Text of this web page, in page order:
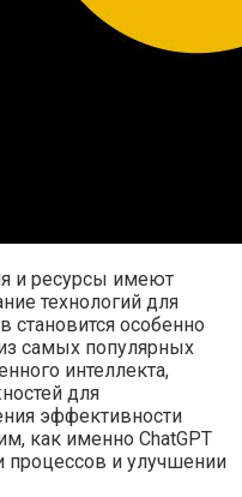
и ресурсы имеют
технологий для
становится особенно
самых популярных
интеллекта,
для
эффективности
как именно ChatGPT
процессов и улучшении